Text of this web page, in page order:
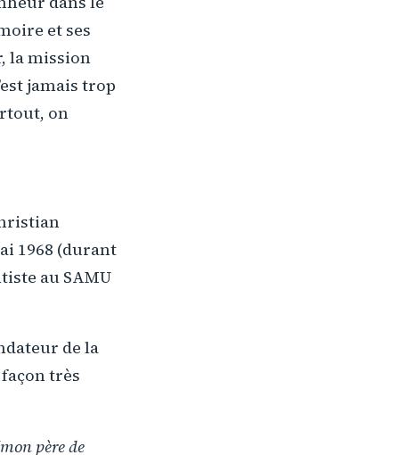
et ses
la mission
jamais trop
on
1968 (durant
au SAMU
de la
très
père de